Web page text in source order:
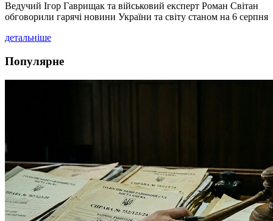
Ведучий Ігор Гаврищак та військовий експерт Роман Світан
обговорили гарячі новини України та світу станом на 6 серпня
детальніше
Популярне